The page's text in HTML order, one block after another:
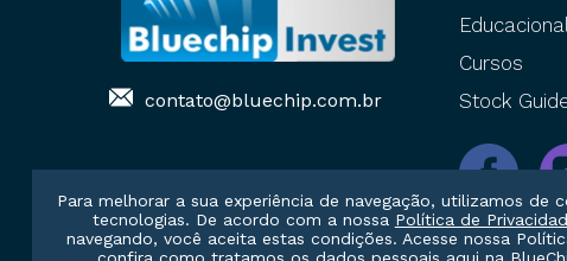
contato@bluechip.com.br
Cursos
Stock
Para melhorar a sua experiência de navegação, utilizamos de
tecnologias. De acordo com a nossa Política de
navegando, você aceita estas condições. Acesse nossa